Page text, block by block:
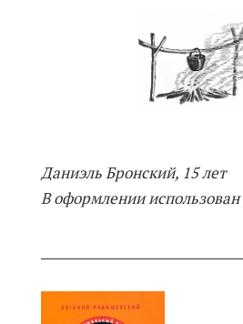
Даниэль Бронский, 15 лет
В оформлении использован